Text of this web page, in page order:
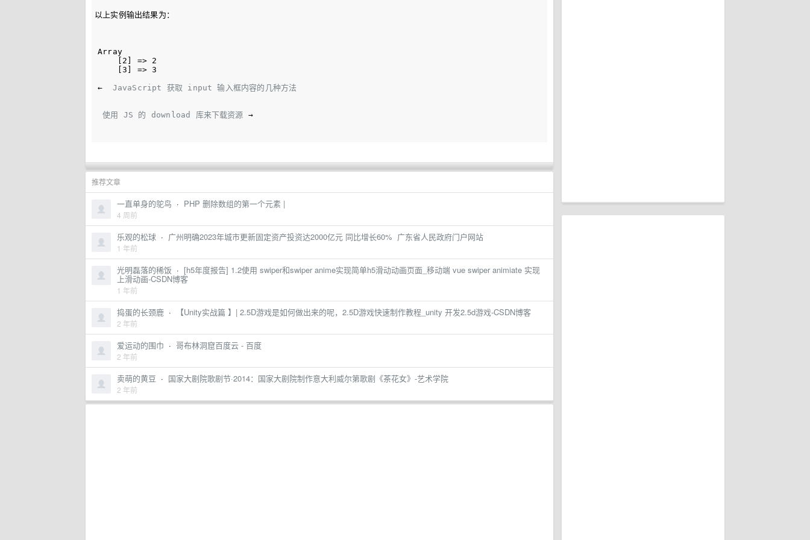
以上实例输出结果为：
Array
    [2] => 2
    [3] => 3
←
JavaScript 获取 input 输入框内容的几种方法
使用 JS 的 download 库来下载资源 →
推荐文章
一直单身的鸵鸟 · PHP 删除数组的第一个元素 |
4 周前
乐观的松球 · 广州明确2023年城市更新固定资产投资达2000亿元 同比增长60% 广东省人民政府门户网站
1 年前
光明磊落的稀饭 · [h5年度报告] 1.2使用 swiper和swiper anime实现简单h5滑动动画页面_移动端 vue swiper animiate 实现
上滑动画-CSDN博客
1 年前
捣蛋的长颈鹿 · 【Unity实战篇 】| 2.5D游戏是如何做出来的呢，2.5D游戏快速制作教程_unity 开发2.5d游戏-CSDN博客
2 年前
爱运动的围巾 · 哥布林洞窟百度云 - 百度
2 年前
卖萌的黄豆 · 国家大剧院歌剧节·2014：国家大剧院制作意大利威尔第歌剧《茶花女》-艺术学院
2 年前